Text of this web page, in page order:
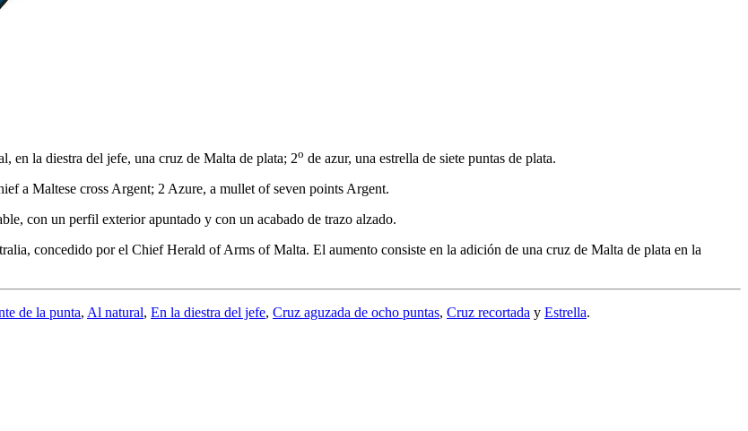
en la diestra del jefe, una cruz de Malta de plata; 2o de azur, una estrella de siete puntas de plata.
a Maltese cross Argent; 2 Azure, a mullet of seven points Argent.
con un perfil exterior apuntado y con un acabado de trazo alzado.
concedido por el Chief Herald of Arms of Malta. El aumento consiste en la adición de una cruz de Malta de plata en la
de la punta, Al natural, En la diestra del jefe, Cruz aguzada de ocho puntas, Cruz recortada y Estrella.